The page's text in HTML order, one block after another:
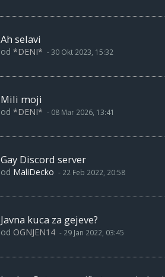
Ah selavi
od *DENI* - 30 Okt 2023, 15:32
Mili moji
od *DENI* - 08 Mar 2026, 13:41
Gay Discord server
od MaliDecko - 22 Feb 2022, 20:58
Javna kuca za gejeve?
od OGNJEN14 - 29 Jan 2022, 03:45